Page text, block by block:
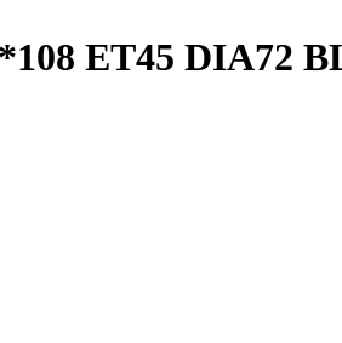
ET45 DIA72